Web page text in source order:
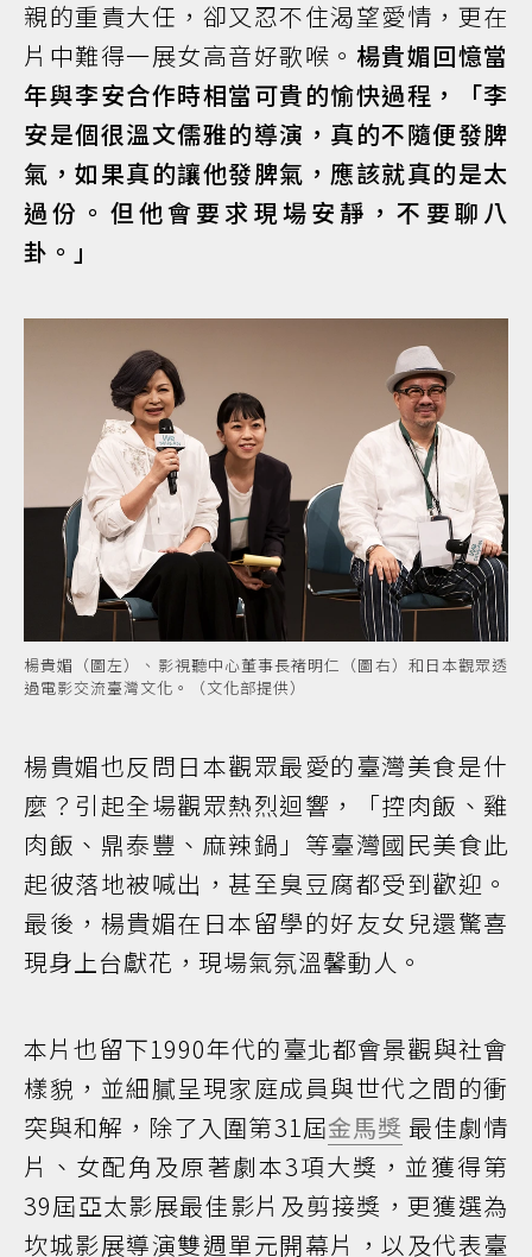
親的重責大任，卻又忍不住渴望愛情，更在
片中難得一展女高音好歌喉。 楊貴媚回憶當
年與李安合作時相當可貴的愉快過程，「李
安是個很溫文儒雅的導演，真的不隨便發脾
氣，如果真的讓他發脾氣，應該就真的是太
過份。但他會要求現場安靜，不要聊八
卦。」
楊貴媚（圖左）、影視聽中心董事長褚明仁（圖右）和日本觀眾透
過電影交流臺灣文化。（文化部提供）
楊貴媚也反問日本觀眾最愛的臺灣美食是什
麼？引起全場觀眾熱烈迴響，「控肉飯、雞
肉飯、鼎泰豐、麻辣鍋」等臺灣國民美食此
起彼落地被喊出，甚至臭豆腐都受到歡迎。
最後，楊貴媚在日本留學的好友女兒還驚喜
現身上台獻花，現場氣氛溫馨動人。
本片也留下1990年代的臺北都會景觀與社會
樣貌，並細膩呈現家庭成員與世代之間的衝
突與和解，除了入圍第31屆金馬獎 最佳劇情
片、女配角及原著劇本3項大獎，並獲得第
39屆亞太影展最佳影片及剪接獎，更獲選為
坎城影展導演雙週單元開幕片，以及代表臺